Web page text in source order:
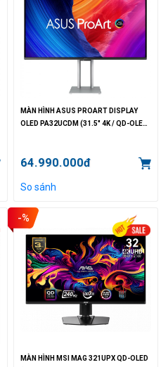
MÀN HÌNH ASUS PROART DISPLAY
OLED PA32UCDM (31.5" 4K / QD-OLED
64.990.000đ
So sánh
-%
MÀN HÌNH MSI MAG 321UPX QD-OLED